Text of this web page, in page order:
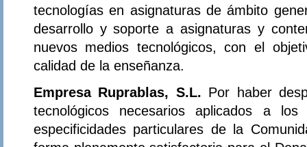
tecnologías en asignaturas de ámbito
desarrollo y soporte a asignaturas y
nuevos medios tecnológicos, con el
calidad de la enseñanza.
Empresa Ruprablas, S.L. Por haber
tecnológicos necesarios aplicados a
especificidades particulares de la